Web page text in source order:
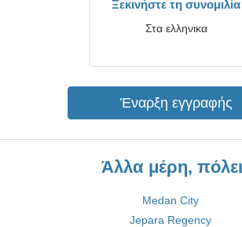
Ξεκινήστε τη συνομιλία
Στα ελληνικα
Έναρξη εγγραφής
Άλλα μέρη,
Medan City
Jepara Regency